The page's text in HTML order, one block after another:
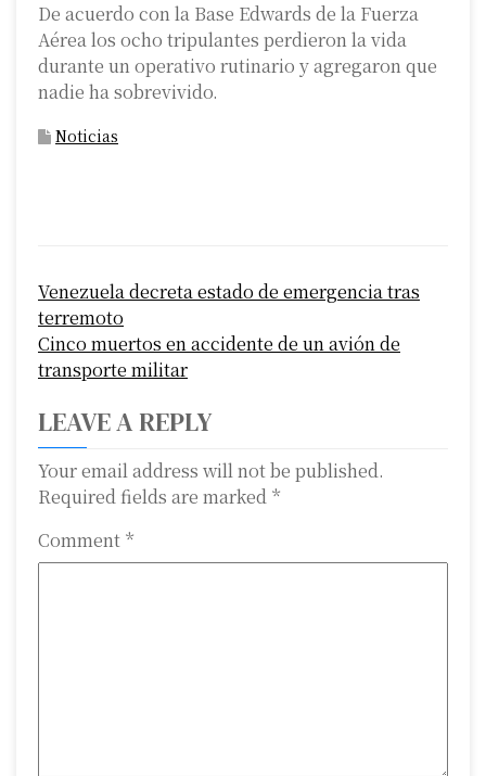
De acuerdo con la Base Edwards de la Fuerza
Aérea los ocho tripulantes perdieron la vida
durante un operativo rutinario y agregaron que
nadie ha sobrevivido.
Noticias
o
s
t
n
a
v
i
Venezuela decreta estado de emergencia tras
terremoto
Cinco muertos en accidente de un avión de
transporte militar
LEAVE A REPLY
Your email address will not be published.
Required fields are marked *
Comment *